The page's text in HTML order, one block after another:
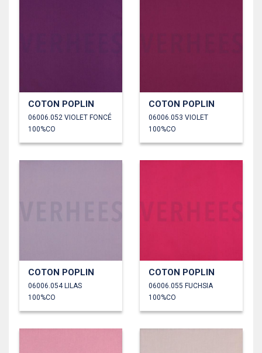
COTON POPLIN
06006.052 VIOLET FONCÉ
100%CO
COTON POPLIN
06006.053 VIOLET
100%CO
COTON POPLIN
06006.054 LILAS
100%CO
COTON POPLIN
06006.055 FUCHSIA
100%CO